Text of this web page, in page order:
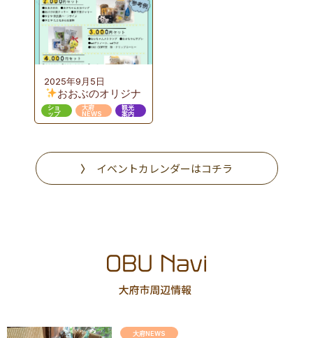
2025年9月5日
おおぶのオリジナ
ルギフト販売
ショ
ップ
大府
NEWS
観光
案内
イベントカレンダーはコチラ
大府NEWS